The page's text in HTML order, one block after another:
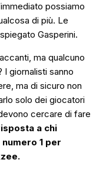
possiamo
di più. Le
Gasperini.
ma qualcuno
I giornalisti sanno
ma di sicuro non
solo dei giocatori
cercare di fare
a chi
1 per